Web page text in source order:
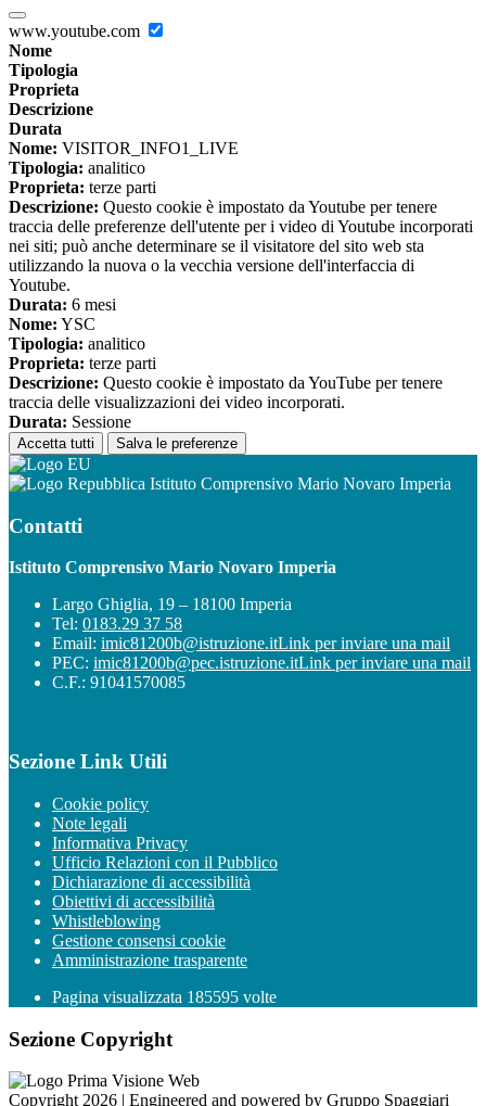
www.youtube.com
Nome
Tipologia
Proprieta
Descrizione
Durata
Nome: VISITOR_INFO1_LIVE
Tipologia: analitico
Proprieta: terze parti
Descrizione: Questo cookie è impostato da Youtube per tenere
traccia delle preferenze dell'utente per i video di Youtube incorporati
nei siti; può anche determinare se il visitatore del sito web sta
utilizzando la nuova o la vecchia versione dell'interfaccia di
Youtube.
Durata: 6 mesi
Nome: YSC
Tipologia: analitico
Proprieta: terze parti
Descrizione: Questo cookie è impostato da YouTube per tenere
traccia delle visualizzazioni dei video incorporati.
Durata: Sessione
Accetta tutti Salva le preferenze
Istituto Comprensivo Mario Novaro Imperia
Contatti
Istituto Comprensivo Mario Novaro Imperia
Largo Ghiglia, 19 – 18100 Imperia
Tel: 0183.29 37 58
Email: imic81200b@istruzione.itLink per inviare una mail
PEC: imic81200b@pec.istruzione.itLink per inviare una mail
C.F.: 91041570085
Sezione Link Utili
Cookie policy
Note legali
Informativa Privacy
Ufficio Relazioni con il Pubblico
Dichiarazione di accessibilità
Obiettivi di accessibilità
Whistleblowing
Gestione consensi cookie
Amministrazione trasparente
Pagina visualizzata 185595 volte
Sezione Copyright
Copyright 2026 | Engineered and powered by Gruppo Spaggiari